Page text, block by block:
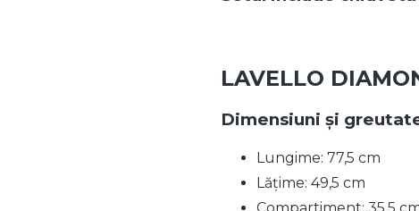
LAVELLO
Dimensiuni și
Lungime: 77,5 cm
Lățime: 49,5 cm